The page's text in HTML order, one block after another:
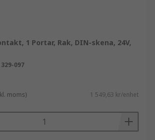
1 Portar, Rak, DIN-skena, 24V,
329-097
moms) 1 549,63 kr/enhet